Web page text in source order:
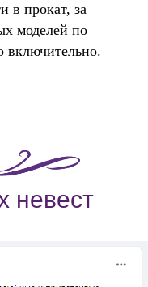
в прокат, за
моделей по
включительно.
невест